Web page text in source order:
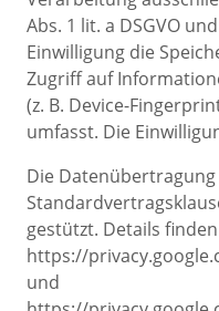
Abs. 1 lit. a DSGVO
Einwilligung die
Zugriff auf
(z. B. Device-
umfasst. Die
Die
gestützt. Details
https://
und